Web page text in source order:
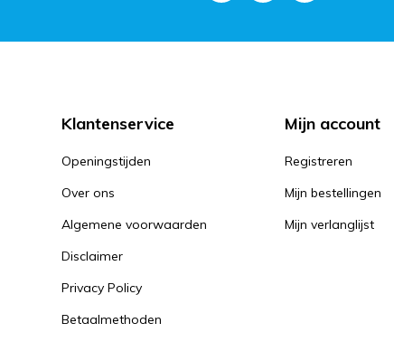
Klantenservice
Openingstijden
Over ons
Algemene voorwaarden
Disclaimer
Privacy Policy
Betaalmethoden
Mijn account
Registreren
Mijn bestellingen
Mijn verlanglijst